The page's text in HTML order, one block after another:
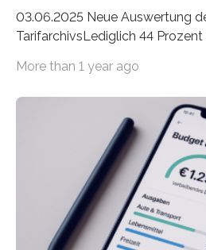
03.06.2025 Neue Auswertung
TarifarchivsLediglich 44
tarifgebundenen Betrieben ist
Unterkünfte fast überall deutlich
viele Beschäftigte ist deshalb
Juli ausgezahlte Urlaubsgeld
sich den wohlverdienten
können. Allerdings erhält mit 44
einmal die Hälfte aller
Privatwirtschaft Urlaubsgeld. Zu
More than 1 year ago